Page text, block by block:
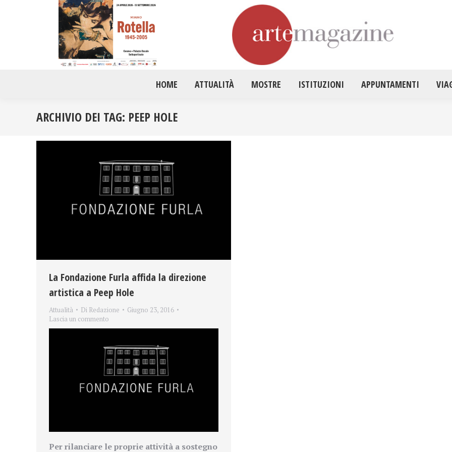
HOME ATTUALITÀ MOSTRE ISTITUZIONI APPUNTAMENTI
ARCHIVIO DEI TAG: PEEP HOLE
La Fondazione Furla affida la direzione
artistica a Peep Hole
Attualità Di Redazione
Giugno 23, 2016
Lascia un commento
Per rilanciare le proprie attività a sostegno
HOME